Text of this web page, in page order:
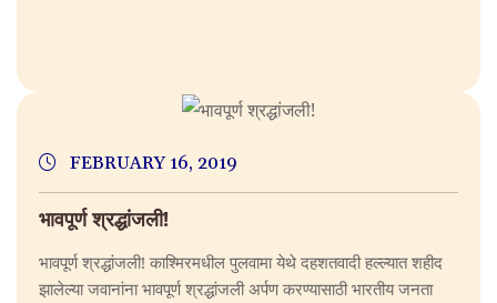
FEBRUARY 16, 2019
भावपूर्ण श्रद्धांजली!
भावपूर्ण श्रद्धांजली! काश्मिरमधील पुलवामा येथे दहशतवादी हल्ल्यात शहीद
झालेल्या जवानांना भावपूर्ण श्रद्धांजली अर्पण करण्यासाठी भारतीय जनता